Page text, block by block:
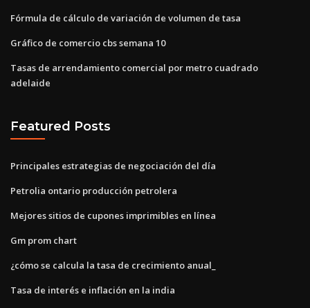
Fórmula de cálculo de variación de volumen de tasa
Gráfico de comercio cbs semana 10
Tasas de arrendamiento comercial por metro cuadrado
adelaide
Featured Posts
Principales estrategias de negociación del día
Petrolia ontario producción petrolera
Mejores sitios de cupones imprimibles en línea
Gm prom chart
¿cómo se calcula la tasa de crecimiento anual_
Tasa de interés e inflación en la india